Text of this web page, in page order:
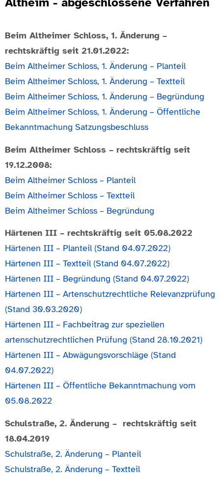
Beim Altheimer Schloss, 1. Änderung –
rechtskräftig seit 21.01.2022:
Beim Altheimer Schloss, 1. Änderung – Planteil
Beim Altheimer Schloss, 1. Änderung – Textteil
Beim Altheimer Schloss, 1. Änderung – Begründung
Beim Altheimer Schloss, 1. Änderung – Öffentliche
Bekanntmachung Satzungsbeschluss
Beim Altheimer Schloss – rechtskräftig seit
19.12.2008:
Beim Altheimer Schloss – Planteil
Beim Altheimer Schloss – Textteil
Beim Altheimer Schloss – Begründung
Härtenen III – rechtskräftig seit 05.08.2022
Härtenen III – Planteil (Stand 04.07.2022)
Härtenen III – Textteil (Stand 04.07.2022)
Härtenen III – Begründung (Stand 04.07.2022)
Härtenen III – Artenschutzrechtliche Relevanzprüfung
(Stand 30.03.2020)
Härtenen III – Fachbeitrag zur speziellen
artenschutzrechtlichen Prüfung (Stand 28.10.2021)
Härtenen III – Abwägungsvorschläge (Stand
04.07.2022)
Härtenen III – Öffentliche Bekanntmachung vom
05.08.2022
Schulstraße, 2. Änderung – rechtskräftig seit
18.04.2019
Schulstraße, 2. Änderung – Planteil
Schulstraße, 2. Änderung – Textteil